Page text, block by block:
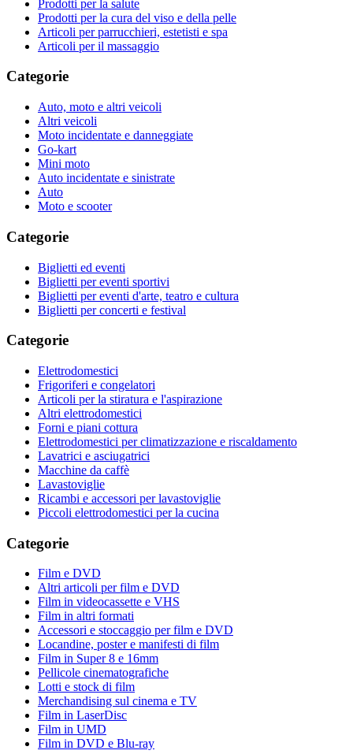
Prodotti per la salute
Prodotti per la cura del viso e della pelle
Articoli per parrucchieri, estetisti e spa
Articoli per il massaggio
Categorie
Auto, moto e altri veicoli
Altri veicoli
Moto incidentate e danneggiate
Go-kart
Mini moto
Auto incidentate e sinistrate
Auto
Moto e scooter
Categorie
Biglietti ed eventi
Biglietti per eventi sportivi
Biglietti per eventi d'arte, teatro e cultura
Biglietti per concerti e festival
Categorie
Elettrodomestici
Frigoriferi e congelatori
Articoli per la stiratura e l'aspirazione
Altri elettrodomestici
Forni e piani cottura
Elettrodomestici per climatizzazione e riscaldamento
Lavatrici e asciugatrici
Macchine da caffè
Lavastoviglie
Ricambi e accessori per lavastoviglie
Piccoli elettrodomestici per la cucina
Categorie
Film e DVD
Altri articoli per film e DVD
Film in videocassette e VHS
Film in altri formati
Accessori e stoccaggio per film e DVD
Locandine, poster e manifesti di film
Film in Super 8 e 16mm
Pellicole cinematografiche
Lotti e stock di film
Merchandising sul cinema e TV
Film in LaserDisc
Film in UMD
Film in DVD e Blu-ray